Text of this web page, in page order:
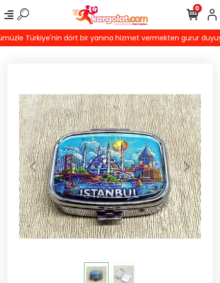
Türkiye'nin dört bir yanına hizmet vermekten gurur
0